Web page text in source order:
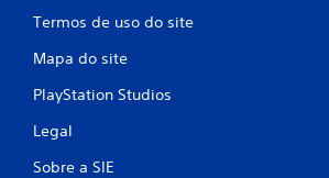
Termos de uso do site
Mapa do site
PlayStation Studios
Legal
Sobre a SIE